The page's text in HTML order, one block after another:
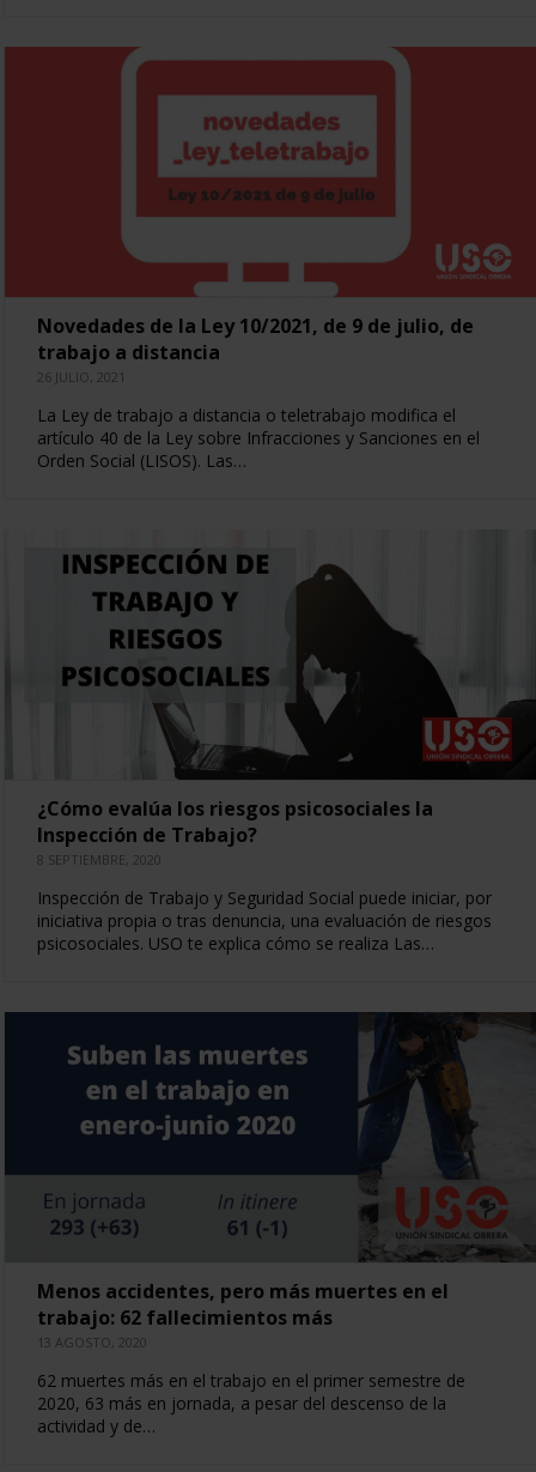
Novedades de la Ley 10/2021, de 9 de julio, de
trabajo a distancia
26 JULIO, 2021
La Ley de trabajo a distancia o teletrabajo modifica el
artículo 40 de la Ley sobre Infracciones y Sanciones en el
Orden Social (LISOS). Las…
¿Cómo evalúa los riesgos psicosociales la
Inspección de Trabajo?
8 SEPTIEMBRE, 2020
Inspección de Trabajo y Seguridad Social puede iniciar, por
iniciativa propia o tras denuncia, una evaluación de riesgos
psicosociales. USO te explica cómo se realiza Las…
Menos accidentes, pero más muertes en el
trabajo: 62 fallecimientos más
13 AGOSTO, 2020
62 muertes más en el trabajo en el primer semestre de
2020, 63 más en jornada, a pesar del descenso de la
actividad y de…